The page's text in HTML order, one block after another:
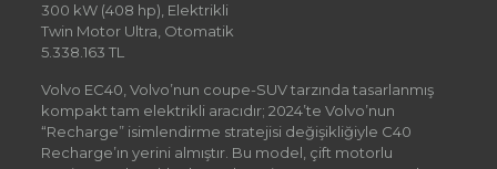
300 kW (408 hp), Elektrikli
Twin Motor Ultra, Otomatik
5.338.163 TL
Volvo EC40, Volvo’nun coupe-SUV tarzında tasarlanmış
kompakt tam elektrikli aracıdır; 2024’te Volvo’nun
“Recharge” isimlendirme stratejisi değişikliğiyle C40
Recharge’ın yerini almıştır. Bu model, çift motorlu